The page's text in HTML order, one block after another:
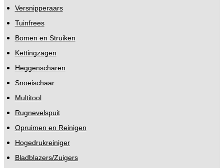
Versnipperaars
Tuinfrees
Bomen en Struiken
Kettingzagen
Heggenscharen
Snoeischaar
Multitool
Rugnevelspuit
Opruimen en Reinigen
Hogedrukreiniger
Bladblazers/Zuigers